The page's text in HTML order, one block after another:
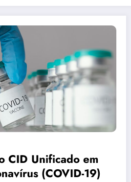
CID Unificado em
(COVID-19)